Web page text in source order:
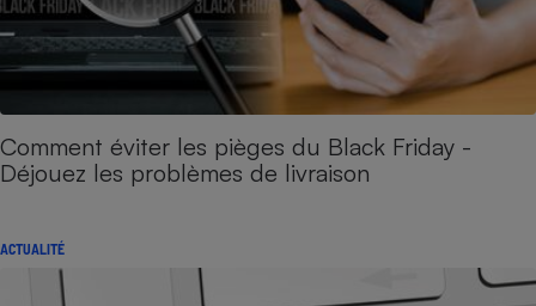
Comment éviter les pièges du Black Friday -
Déjouez les problèmes de livraison
ACTUALITÉ